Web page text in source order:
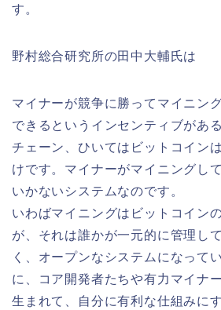
す。
野村総合研究所の田中大輔氏は
マイナーが競争に勝ってマイニン
できるというインセンティブがあ
チェーン、ひいてはビットコイン
けです。マイナーがマイニングし
いかないシステムなのです。
いわばマイニングはビットコイン
が、それは誰かが一元的に管理し
く、オープンなシステムになって
に、コア開発者たちや有力マイナ
生まれて、自分に有利な仕組みに